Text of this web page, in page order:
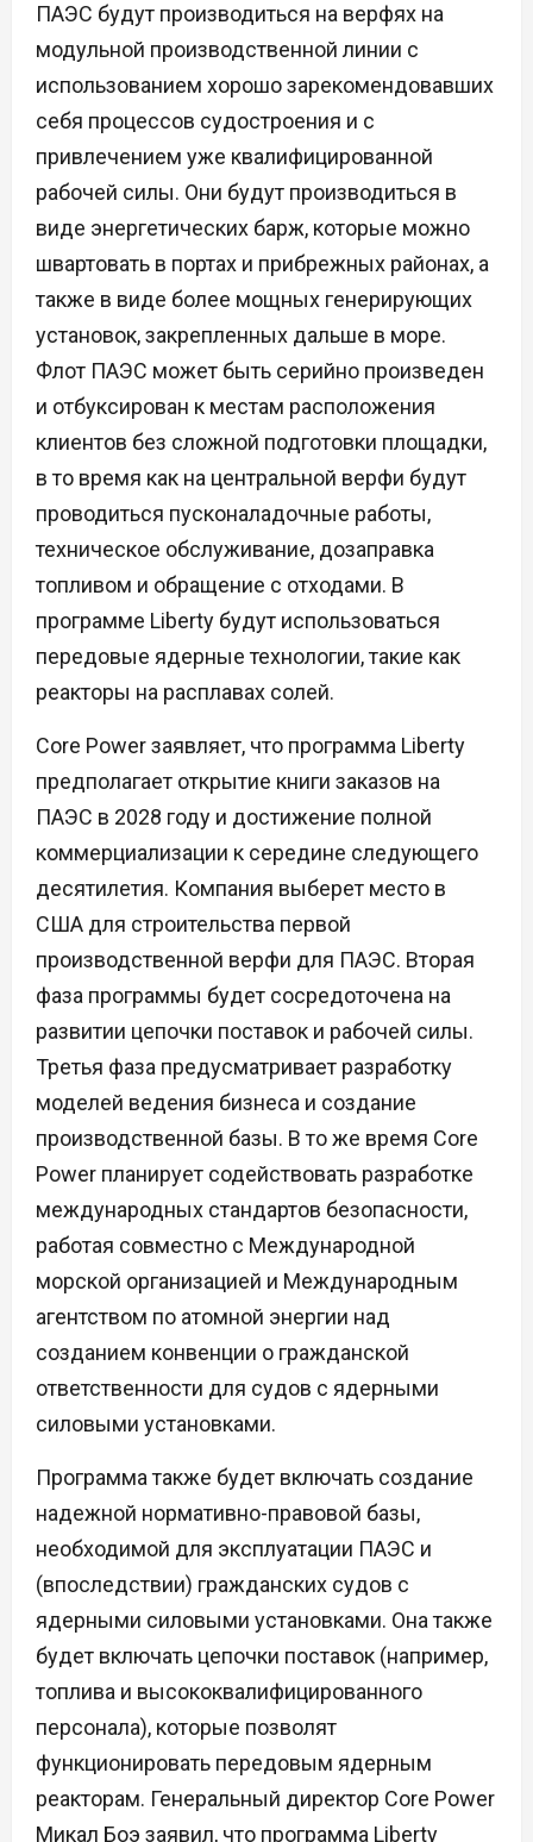
ПАЭС будут производиться на верфях на
модульной производственной линии с
использованием хорошо зарекомендовавших
себя процессов судостроения и с
привлечением уже квалифицированной
рабочей силы. Они будут производиться в
виде энергетических барж, которые можно
швартовать в портах и прибрежных районах, а
также в виде более мощных генерирующих
установок, закрепленных дальше в море.
Флот ПАЭС может быть серийно произведен
и отбуксирован к местам расположения
клиентов без сложной подготовки площадки,
в то время как на центральной верфи будут
проводиться пусконаладочные работы,
техническое обслуживание, дозаправка
топливом и обращение с отходами. В
программе Liberty будут использоваться
передовые ядерные технологии, такие как
реакторы на расплавах солей.
Core Power заявляет, что программа Liberty
предполагает открытие книги заказов на
ПАЭС в 2028 году и достижение полной
коммерциализации к середине следующего
десятилетия. Компания выберет место в
США для строительства первой
производственной верфи для ПАЭС. Вторая
фаза программы будет сосредоточена на
развитии цепочки поставок и рабочей силы.
Третья фаза предусматривает разработку
моделей ведения бизнеса и создание
производственной базы. В то же время Core
Power планирует содействовать разработке
международных стандартов безопасности,
работая совместно с Международной
морской организацией и Международным
агентством по атомной энергии над
созданием конвенции о гражданской
ответственности для судов с ядерными
силовыми установками.
Программа также будет включать создание
надежной нормативно-правовой базы,
необходимой для эксплуатации ПАЭС и
(впоследствии) гражданских судов с
ядерными силовыми установками. Она также
будет включать цепочки поставок (например,
топлива и высококвалифицированного
персонала), которые позволят
функционировать передовым ядерным
реакторам. Генеральный директор Core Power
Микал Боэ заявил, что программа Liberty